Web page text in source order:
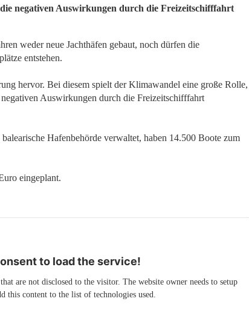
negativen Auswirkungen durch die Freizeitschifffahrt
weder neue Jachthäfen gebaut, noch dürfen die
entstehen.
hervor. Bei diesem spielt der Klimawandel eine große Rolle,
Auswirkungen durch die Freizeitschifffahrt
Hafenbehörde verwaltet, haben 14.500 Boote zum
eingeplant.
to load the service!
are not disclosed to the visitor. The website owner needs to setup
this content to the list of technologies used.